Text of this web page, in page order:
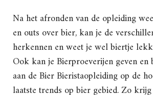
Na het afronden van de opleiding
en outs over bier, kan je de
herkennen en weet je wel biertje
Ook kan je Bierproeverijen geven
aan de Bier Bieristaopleiding op de
laatste trends op bier gebied. Zo